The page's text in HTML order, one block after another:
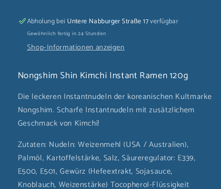
Abholung bei Untere Nabburger Straße 17verfügbar
Gewöhnlich fertig in 24 Stunden
Shop-Informationen anzeigen
Nongshim Shin Kimchi Instant Ramen 120g
Die leckeren Instantnudeln der koreanischen Kultmarke
Nongshim. Scharfe Instantnudeln mit zusätzlichem
Geschmack von Kimchi!
Zutaten: Nudeln: Weizenmehl (USA / Australien),
Palmöl, Kartoffelstärke, Salz, Säureregulator: E339,
E500, E501, Gewürz (Hefeextrakt, Sojasauce,
Knoblauch, Weizenstärke) Tocopherol-Flüssigkeit